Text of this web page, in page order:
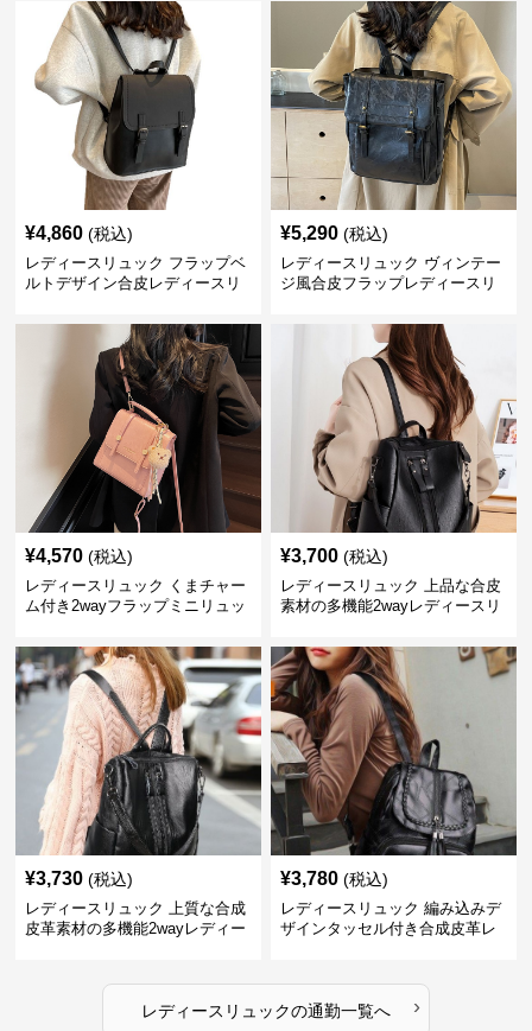
¥4,860 (税込)
レディースリュック フラップベ
ルトデザイン合皮レディースリ
¥5,290 (税込)
レディースリュック ヴィンテー
ジ風合皮フラップレディースリ
¥4,570 (税込)
レディースリュック くまチャー
ム付き2wayフラップミニリュッ
¥3,700 (税込)
レディースリュック 上品な合皮
素材の多機能2wayレディースリ
¥3,730 (税込)
レディースリュック 上質な合成
皮革素材の多機能2wayレディー
¥3,780 (税込)
レディースリュック 編み込みデ
ザインタッセル付き合成皮革レ
レディースリュックの通勤一覧へ ›